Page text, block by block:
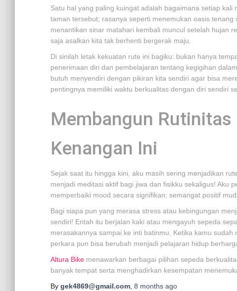
Satu hal yang paling kuingat adalah bagaimana setiap
taman tersebut; rasanya seperti menemukan oasis
menantikan sinar matahari kembali muncul setelah hujan
saja asalkan kita tak berhenti bergerak maju.
Di sinilah letak kekuatan rute ini bagiku: bukan hanya
penerimaan diri dan pembelajaran tentang kegigihan
butuh menyendiri dengan pikiran kita sendiri agar bisa
pentingnya memiliki waktu berkualitas dengan diri sendiri
Membangun
Kenangan Ini
Sejak saat itu hingga kini, aku masih sering menjadikan
menjadi meditasi aktif bagi jiwa dan fisikku sekaligus! Aku
memperbaiki mood secara signifikan; semangat positif
Bagi siapa pun yang merasa stress atau kebingungan
sendiri! Entah itu berjalan kaki atau mengayuh sepeda
merasakannya sampai ke inti batinmu. Ketika kamu
perkara pun bisa berubah menjadi pelajaran hidup
Altura Bike menawarkan berbagai pilihan sepeda
banyak tempat serta menghadirkan kesempatan
By gek4869@gmail.com 8 months ago